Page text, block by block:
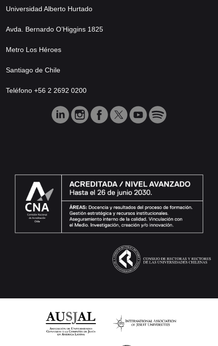
Universidad Alberto Hurtado
Avda. Bernardo O’Higgins 1825
Metro Los Héroes
Santiago de Chile
Teléfono +56 2 2692 0200